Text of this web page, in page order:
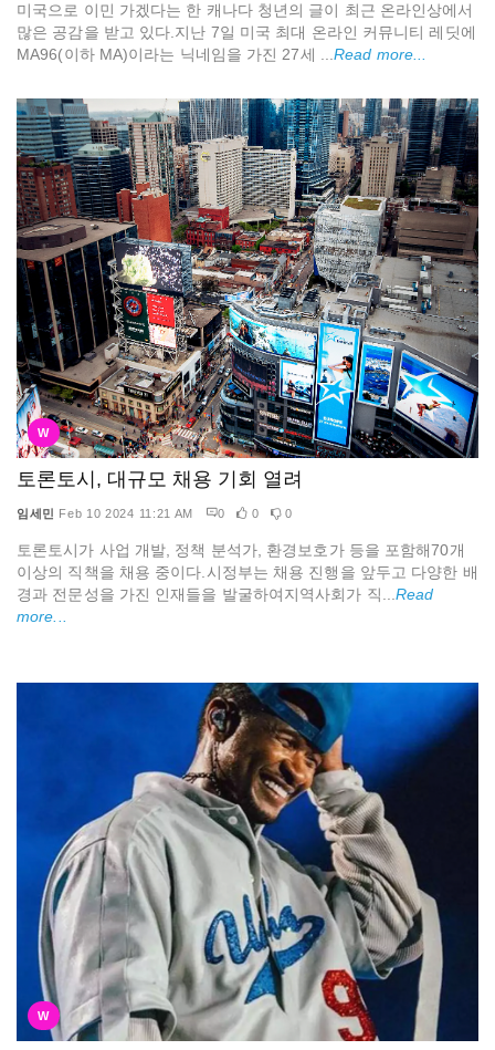
미국으로 이민 가겠다는 한 캐나다 청년의 글이 최근 온라인상에서
많은 공감을 받고 있다.지난 7일 미국 최대 온라인 커뮤니티 레딧에
MA96(이하 MA)이라는 닉네임을 가진 27세 ... Read more...
W
토론토시, 대규모 채용 기회 열려
임세민 Feb 10 2024 11:21 AM 0 0 0
토론토시가 사업 개발, 정책 분석가, 환경보호가 등을 포함해70개
이상의 직책을 채용 중이다.시정부는 채용 진행을 앞두고 다양한 배
경과 전문성을 가진 인재들을 발굴하여지역사회가 직... Read
more...
W